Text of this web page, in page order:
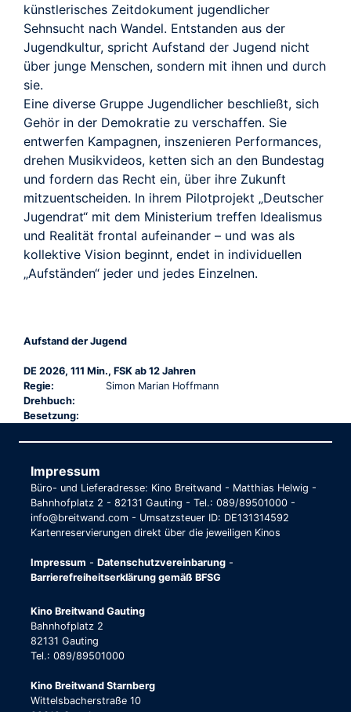
künstlerisches Zeitdokument jugendlicher
Sehnsucht nach Wandel. Entstanden aus der
Jugendkultur, spricht Aufstand der Jugend nicht
über junge Menschen, sondern mit ihnen und durch
sie.
Eine diverse Gruppe Jugendlicher beschließt, sich
Gehör in der Demokratie zu verschaffen. Sie
entwerfen Kampagnen, inszenieren Performances,
drehen Musikvideos, ketten sich an den Bundestag
und fordern das Recht ein, über ihre Zukunft
mitzuentscheiden. In ihrem Pilotprojekt „Deutscher
Jugendrat“ mit dem Ministerium treffen Idealismus
und Realität frontal aufeinander – und was als
kollektive Vision beginnt, endet in individuellen
„Aufständen“ jeder und jedes Einzelnen.
Aufstand der Jugend
DE 2026, 111 Min., FSK ab 12 Jahren
Regie:
Simon Marian Hoffmann
Drehbuch:
Besetzung:
Impressum
Büro- und Lieferadresse: Kino Breitwand - Matthias Helwig -
Bahnhofplatz 2 - 82131 Gauting - Tel.: 089/89501000 -
info@breitwand.com - Umsatzsteuer ID: DE131314592
Kartenreservierungen direkt über die jeweiligen Kinos
Impressum - Datenschutzvereinbarung -
Barrierefreiheitserklärung gemäß BFSG
Kino Breitwand Gauting
Bahnhofplatz 2
82131 Gauting
Tel.: 089/89501000
Kino Breitwand Starnberg
Wittelsbacherstraße 10